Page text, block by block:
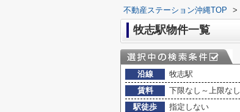
不動産ステーション沖縄TOP >
牧志駅物件一覧
沿線
牧志駅
賃料
下限なし～上限なし
駅徒歩
指定しない